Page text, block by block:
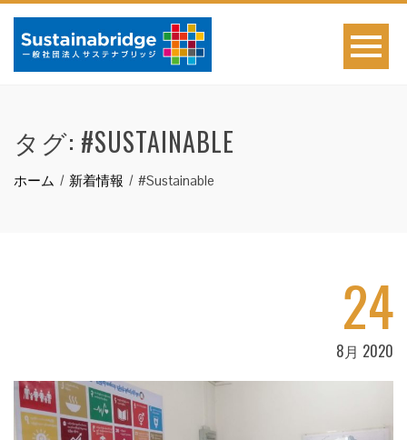
タグ: #SUSTAINABLE
ホーム 新着情報 #Sustainable
24
8月 2020